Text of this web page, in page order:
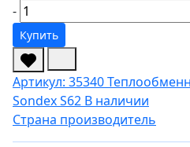
-
Купить
Артикул: 35340
Sondex S62 В наличии
Страна производитель